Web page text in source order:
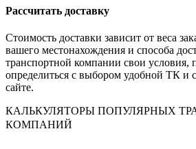
Рассчитать доставку
Стоимость доставки зависит от веса
вашего местонахождения и способа
транспортной компании свои условия,
определиться с выбором удобной ТК и
сайте.
КАЛЬКУЛЯТОРЫ ПОПУЛЯРНЫХ
КОМПАНИЙ